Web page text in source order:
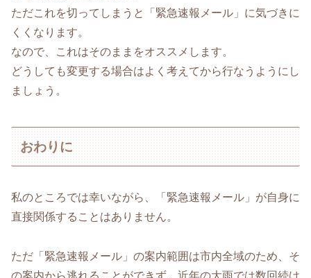
ただこれを切ってしまうと「緊急速報メール」に気づきに
くくなります。
なので、これはそのままをオススメします。
どうしても変更する場合はよく考えてから行なうようにし
ましょう。
おわりに
私のところでは幸いながら、「緊急速報メール」が自身に
直接関係することはありません。
ただ「緊急速報メール」の案内範囲は市内全域のため、そ
の案内から逃れることができず、近年の大雨では数回続け